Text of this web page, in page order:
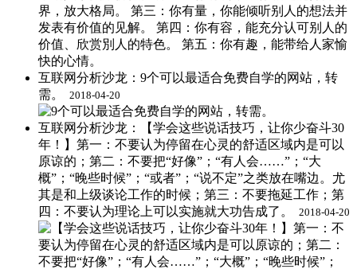
互联网分析沙龙：9个可以最适合免费自学的网站，转
需。 ​​​​
2018-04-20
互联网分析沙龙：【学会这些说话技巧，让你少奋斗30
年！】第一：不要认为停留在心灵的舒适区域内是可以
原谅的；第二：不要把“好像”；“有人会……”；“大
概”；“晚些时候”；“或者”；“说不定”之类放在嘴边。尤
其是和上级谈论工作的时候；第三：不要拖延工作；第
四：不要认为理论上可以实施就大功告成了。 ​​
2018-04-20